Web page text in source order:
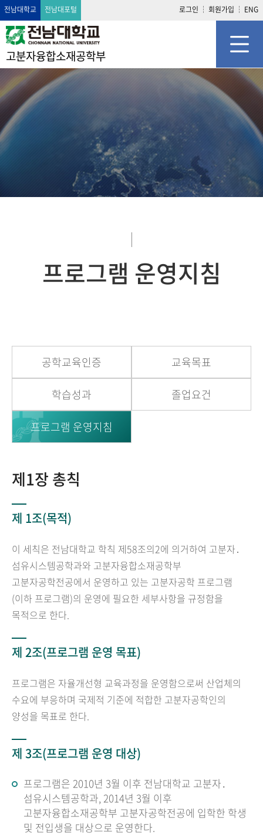
전남대학교 전남대포털 로그인 회원가입 ENG
고분자융합소재공학부
프로그램 운영지침
공학교육인증 교육목표
학습성과 졸업요건
프로그램 운영지침
제1장 총칙
제 1조(목적)
이 세칙은 전남대학교 학칙 제58조의2에 의거하여 고분자․
섬유시스템공학과와 고분자융합소재공학부
고분자공학전공에서 운영하고 있는 고분자공학 프로그램
(이하 프로그램)의 운영에 필요한 세부사항을 규정함을
목적으로 한다.
제 2조(프로그램 운영 목표)
프로그램은 자율개선형 교육과정을 운영함으로써 산업체의
수요에 부응하며 국제적 기준에 적합한 고분자공학인의
양성을 목표로 한다.
제 3조(프로그램 운영 대상)
프로그램은 2010년 3월 이후 전남대학교 고분자․
섬유시스템공학과, 2014년 3월 이후
고분자융합소재공학부 고분자공학전공에 입학한 학생
및 전입생을 대상으로 운영한다.